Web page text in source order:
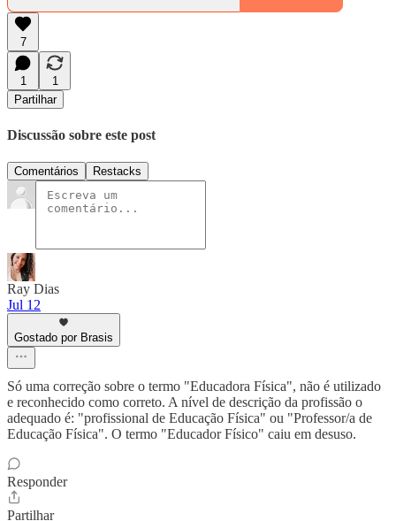
7
1
1
Partilhar
Discussão sobre este post
Comentários Restacks
Ray Dias
Jul 12
Gostado por Brasis
Só uma correção sobre o termo "Educadora Física", não é utilizado
e reconhecido como correto. A nível de descrição da profissão o
adequado é: "profissional de Educação Física" ou "Professor/a de
Educação Física". O termo "Educador Físico" caiu em desuso.
Responder
Partilhar